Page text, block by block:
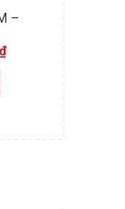
–
₫Current
price